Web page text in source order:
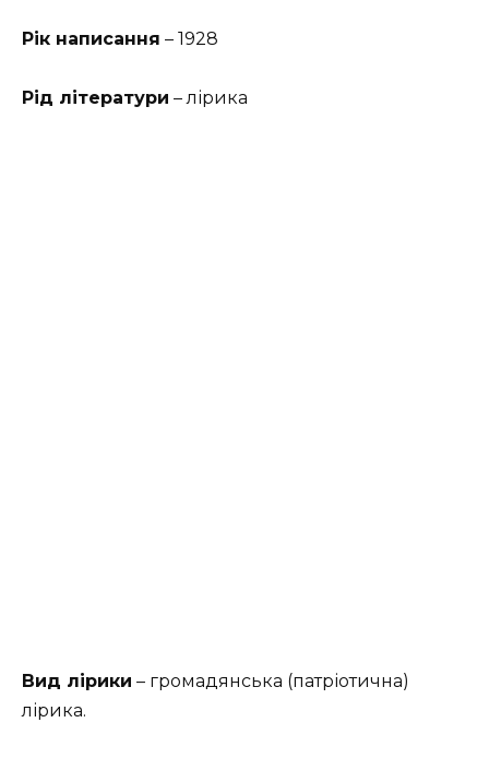
Рік написання – 1928
Рід літератури – лірика
Вид лірики – громадянська (патріотична)
лірика.